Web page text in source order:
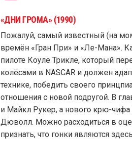
«ДНИ ГРОМА» (1990)
Пожалуй, самый известный (на
времён «Гран При» и «Ле-Мана».
пилоте Коуле Трикле, который
колёсами в NASCAR и должен
технике, победить своего
отношения с новой подругой. В
и Майкл Рукер, а нового крю-чифа
Дюволл. Можно расходиться в
признать, что гонки являются